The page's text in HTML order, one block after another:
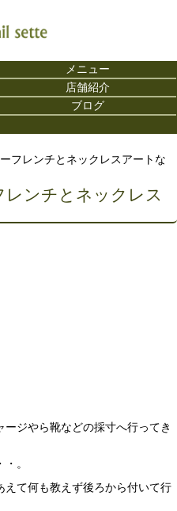
メニュー
店舗紹介
ブログ
フレンチとネックレスアートな
ンチとネックレス
ジやら靴などの採寸へ行ってき
。
て何も教えず後ろから付いて行